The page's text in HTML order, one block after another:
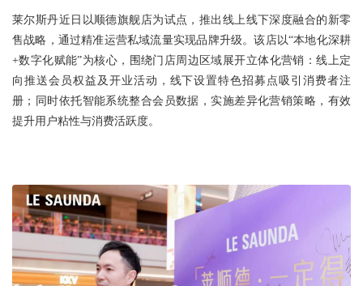
莱尔斯丹近日以顺德旗舰店为试点，推出线上线下深度融合的新零
售战略，通过精准运营私域流量实现品牌升级。该店以“本地化深耕
+数字化赋能”为核心，围绕门店周边区域展开立体化营销：线上定
向推送会员权益及开业活动，线下设置特色招募点吸引消费者注
册；同时依托智能系统整合会员数据，实施差异化营销策略，有效
提升用户粘性与消费活跃度。